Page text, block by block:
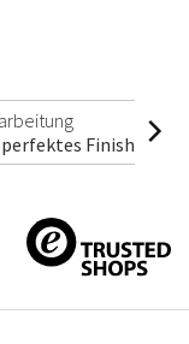
Finish